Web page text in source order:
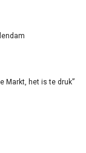
Markt, het is te druk”